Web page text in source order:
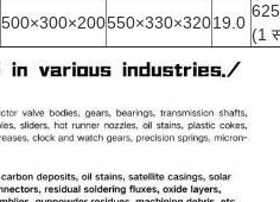
500×300×200550×330×32019.0
(1